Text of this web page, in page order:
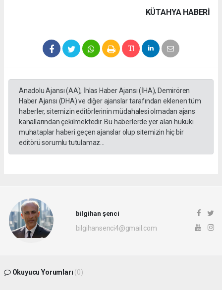
KÜTAHYA HABERİ
Anadolu Ajansı (AA), İhlas Haber Ajansı (İHA), Demirören
Haber Ajansı (DHA) ve diğer ajanslar tarafından eklenen tüm
haberler, sitemizin editörlerinin müdahalesi olmadan ajans
kanallarından çekilmektedir. Bu haberlerde yer alan hukuki
muhataplar haberi geçen ajanslar olup sitemizin hiç bir
editörü sorumlu tutulamaz...
bilgihan şenci
bilgihansenci4@gmail.com
Okuyucu Yorumları (0)